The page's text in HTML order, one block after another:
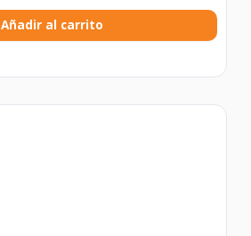
Añadir al carrito